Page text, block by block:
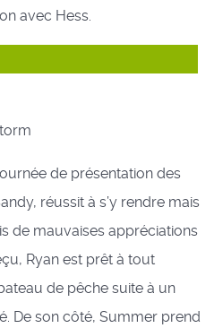
avec Hess.
de présentation des
réussit à s’y rendre mais
de mauvaises appréciations
Ryan est prêt à tout
de pêche suite à un
De son côté, Summer prend